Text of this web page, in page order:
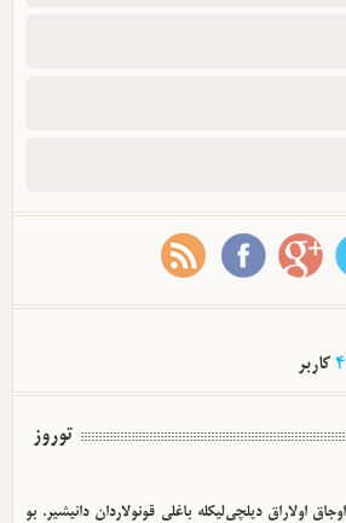
کاربر
توروز
اولا‌راق دیلچی‌لیکله باغلی قونولاردان دانیشیر. بو